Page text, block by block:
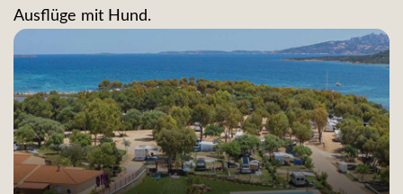
Ausflüge mit Hund.